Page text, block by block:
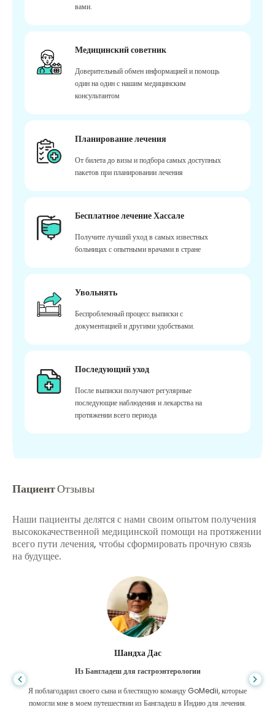
вами.
Медицинский советник
Доверительный обмен информацией и помощь
один на один с нашим медицинским
консультантом
Планирование лечения
От билета до визы и подбора самых доступных
пакетов при планировании лечения
Бесплатное лечение Хассале
Получите лучший уход в самых известных
больницах с опытными врачами в стране
Увольнять
Беспроблемный процесс выписки с
документацией и другими удобствами.
Последующий уход
После выписки получают регулярные
последующие наблюдения и лекарства на
протяжении всего периода
ПациентОтзывы
Наши пациенты делятся с нами своим опытом получения
высококачественной медицинской помощи на протяжении
всего пути лечения, чтобы сформировать прочную связь
на будущее.
Фурканул Ислам
Из Бангладеш для пересадки почки
Я всецело надеялся, что смогу получить какое-либо лечение моей
проблемы с почками. Это было только после того, как я по милости